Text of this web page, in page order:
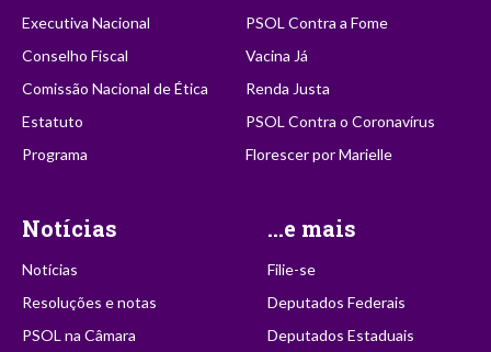
Executiva Nacional
Conselho Fiscal
Comissão Nacional de Ética
Estatuto
Programa
PSOL Contra a Fome
Vacina Já
Renda Justa
PSOL Contra o Coronavírus
Florescer por Marielle
Notícias
Notícias
Resoluções e notas
PSOL na Câmara
...e mais
Filie-se
Deputados Federais
Deputados Estaduais